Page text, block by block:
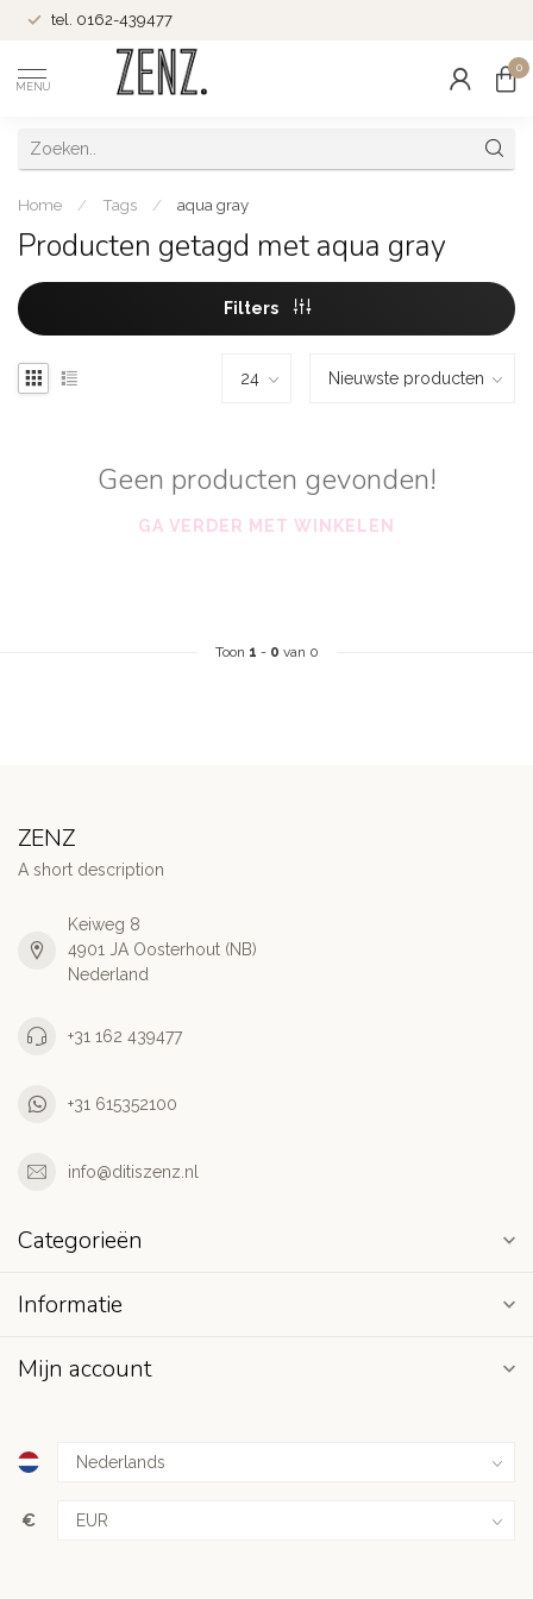
tel. 0162-439477
MENU
0
Home / Tags / aqua gray
Producten getagd met aqua gray
Filters
Geen producten gevonden!
GA VERDER MET WINKELEN
Toon 1 - 0 van 0
ZENZ
A short description
Keiweg 8
4901 JA Oosterhout (NB)
Nederland
+31 162 439477
+31 615352100
info@ditiszenz.nl
Categorieën
Informatie
Mijn account
€